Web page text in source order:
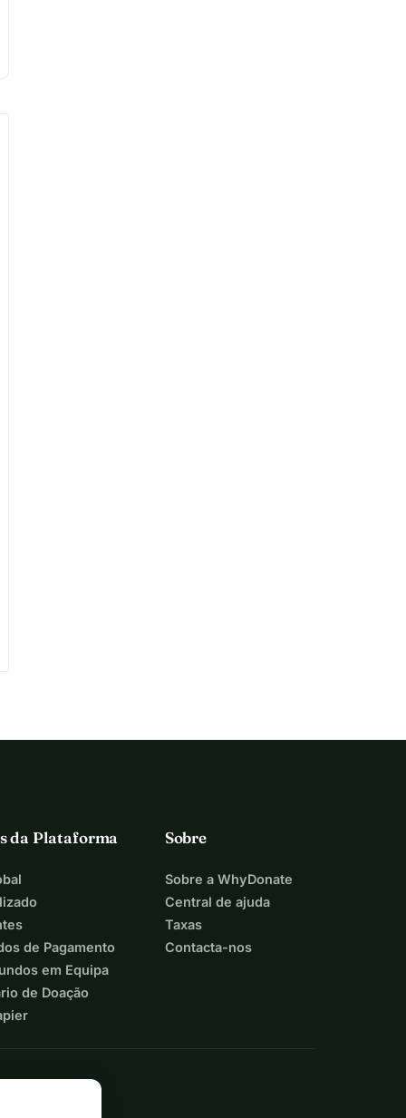
da Plataforma
de Pagamento
em Equipa
de Doação
Sobre
Sobre a WhyDonate
Central de ajuda
Taxas
Contacta-nos